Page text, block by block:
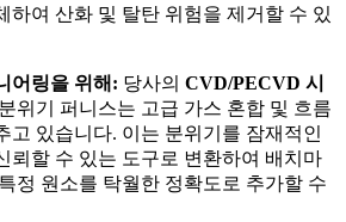
하여 산화 및 탈탄 위험을 제거할 수 있
어링을 위해: 당사의 CVD/PECVD 시
위기 퍼니스는 고급 가스 혼합 및 흐름
고 있습니다. 이는 분위기를 잠재적인
뢰할 수 있는 도구로 변환하여 배치마
정 원소를 탁월한 정확도로 추가할 수